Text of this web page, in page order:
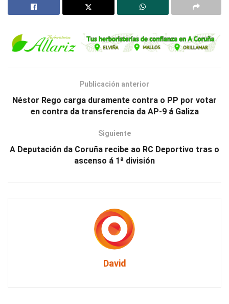
Publicación anterior
Néstor Rego carga duramente contra o PP por votar
en contra da transferencia da AP-9 á Galiza
Siguiente
A Deputación da Coruña recibe ao RC Deportivo tras o
ascenso á 1ª división
David